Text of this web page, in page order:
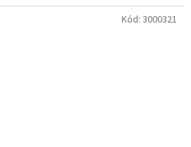
Kód: 3000321